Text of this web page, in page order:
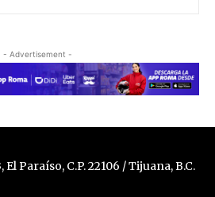
- Advertisement -
El Paraíso, C.P. 22106 / Tijuana, B.C.